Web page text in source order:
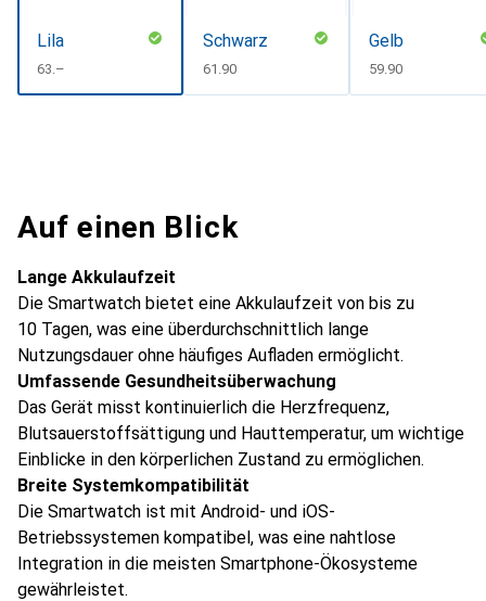
Lila
CHF
63.–
Schwarz
CHF
61.90
Gelb
CHF
59.90
Auf einen Blick
Lange Akkulaufzeit
Die Smartwatch bietet eine Akkulaufzeit von bis zu
10 Tagen, was eine überdurchschnittlich lange
Nutzungsdauer ohne häufiges Aufladen ermöglicht.
Umfassende Gesundheitsüberwachung
Das Gerät misst kontinuierlich die Herzfrequenz,
Blutsauerstoffsättigung und Hauttemperatur, um wichtige
Einblicke in den körperlichen Zustand zu ermöglichen.
Breite Systemkompatibilität
Die Smartwatch ist mit Android- und iOS-
Betriebssystemen kompatibel, was eine nahtlose
Integration in die meisten Smartphone-Ökosysteme
gewährleistet.